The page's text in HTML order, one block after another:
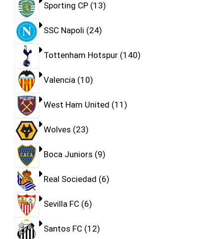
Sporting CP 13
SSC Napoli 24
Tottenham Hotspur 140
Valencia 10
West Ham United 11
Wolves 23
Boca Juniors 9
Real Sociedad 6
Sevilla FC 6
Santos FC 12